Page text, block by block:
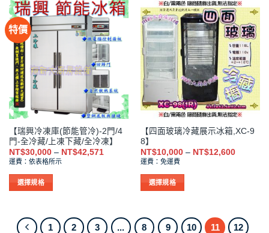
品
有
多
種
款
式。
可
在
產
品
頁
面
選
品
有
多
種
款
式。
可
在
產
頁
面
選
特價
【瑞興冷凍庫(節能管冷)-2門/4
門-全冷藏/上凍下藏/全冷凍】
NT$30,000 – NT$42,571價
運費：依表格所示
選擇規格
【四面玻璃冷藏展示冰箱,XC-9
8】
NT$10,000 – NT$12,600價
運費：免運費
選擇規格
品
1 2 3 ... 8 9 10 11
12